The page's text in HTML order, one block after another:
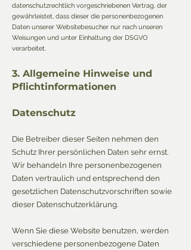
datenschutzrechtlich vorgeschriebenen Vertrag, der
gewährleistet, dass dieser die personenbezogenen
Daten unserer Websitebesucher nur nach unseren
Weisungen und unter Einhaltung der DSGVO
verarbeitet.
3. Allgemeine Hinweise und
Pflichtinformationen
Datenschutz
Die Betreiber dieser Seiten nehmen den
Schutz Ihrer persönlichen Daten sehr ernst.
Wir behandeln Ihre personenbezogenen
Daten vertraulich und entsprechend den
gesetzlichen Datenschutzvorschriften sowie
dieser Datenschutzerklärung.
Wenn Sie diese Website benutzen, werden
verschiedene personenbezogene Daten